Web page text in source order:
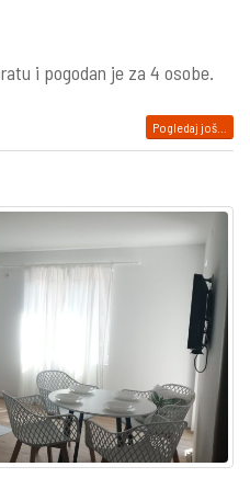
i pogodan je za 4 osobe.
Pogledaj još...